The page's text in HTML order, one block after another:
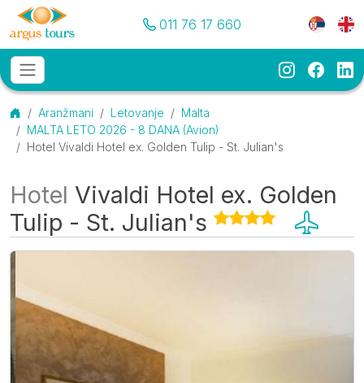
Pozovite nas
011 76 17 660 Meni
Osnovni meni
MENU
Instagram
Početna
Aranžmani Letovanje
Malta
MALTA LETO 2026 - 8 DANA (Avion)
Hotel Vivaldi Hotel ex. Golden Tulip - St. Julian's
Hotel Vivaldi Hotel ex. Golden
Tulip - St. Julian's
O smeštaju
Galerija